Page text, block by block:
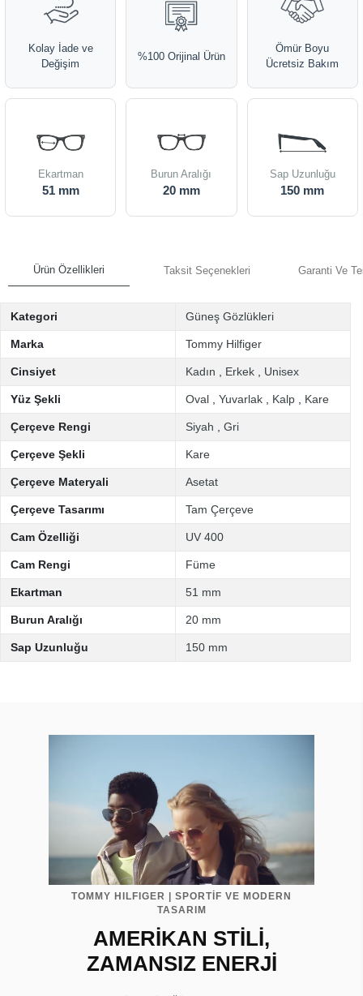
Kolay İade ve
Değişim
%100 Orijinal Ürün
Ömür Boyu
Ücretsiz Bakım
Ekartman
51 mm
Burun Aralığı
20 mm
Sap Uzunluğu
150 mm
Ürün Özellikleri Taksit Seçenekleri Garanti Ve
Kategori Güneş Gözlükleri
Marka Tommy Hilfiger
Cinsiyet Kadın Erkek Unisex
Yüz Şekli Oval Yuvarlak Kalp Kare
Çerçeve Rengi Siyah Gri
Çerçeve Şekli Kare
Çerçeve Materyali Asetat
Çerçeve Tasarımı Tam Çerçeve
Cam Özelliği UV 400
Cam Rengi Füme
Ekartman 51 mm
Burun Aralığı 20 mm
Sap Uzunluğu 150 mm
TOMMY HILFIGER | SPORTİF VE MODERN
TASARIM
AMERİKAN STİLİ,
ZAMANSIZ ENERJİ